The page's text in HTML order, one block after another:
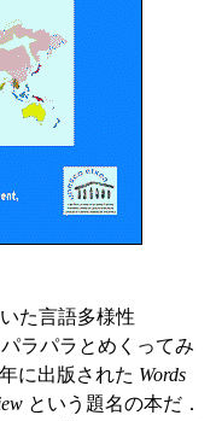
た言語多様性
パラパラとめくってみ
に出版された Words
という題名の本だ．